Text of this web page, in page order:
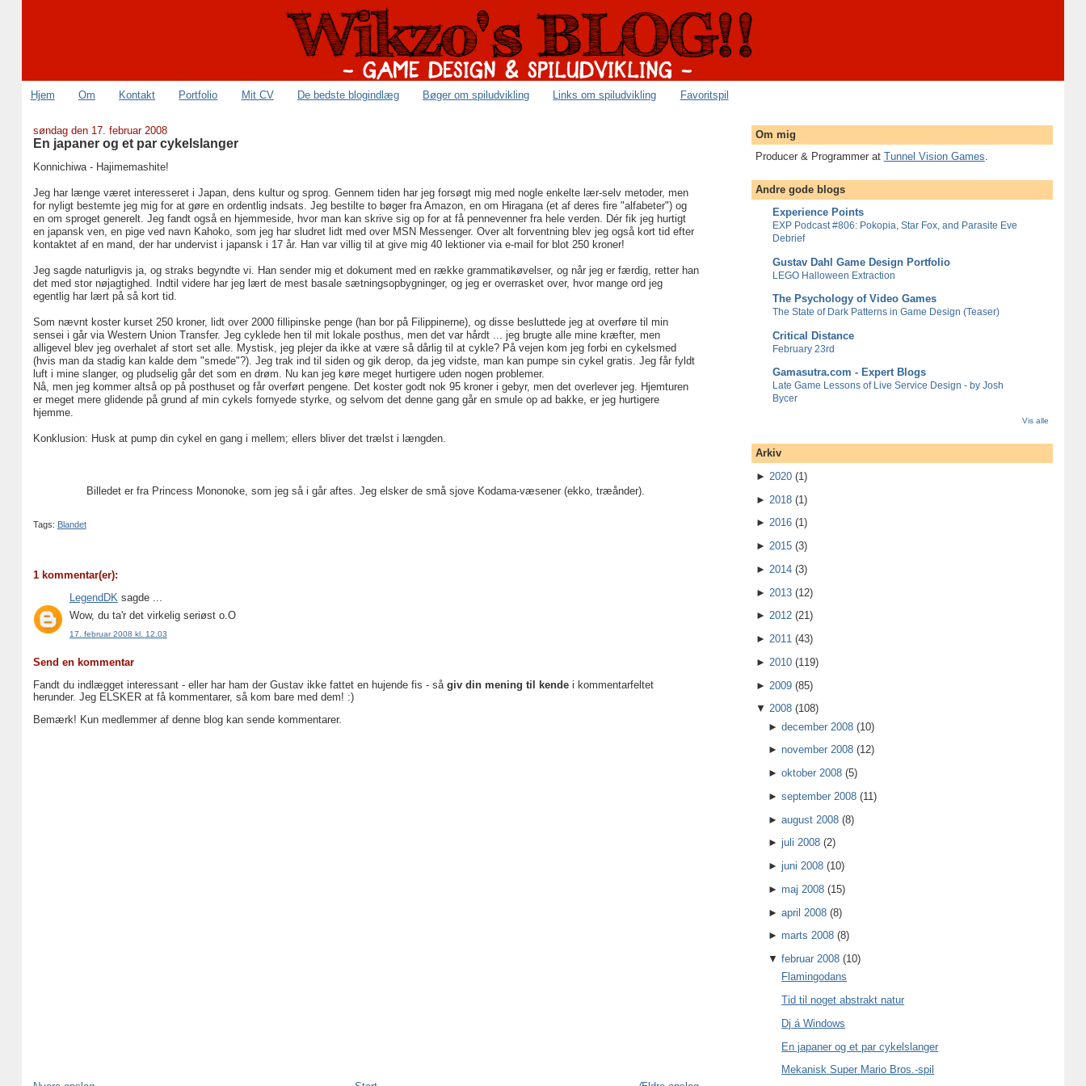
Hjem Om Kontakt Portfolio Mit CV De bedste blogindlæg Bøger om spiludvikling Links om spiludvikling Favoritspil
søndag den 17. februar 2008
En japaner og et par cykelslanger
Konnichiwa - Hajimemashite!
Jeg har længe været interesseret i Japan, dens kultur og sprog. Gennem tiden har jeg forsøgt mig med nogle enkelte lær-selv metoder, men
for nyligt bestemte jeg mig for at gøre en ordentlig indsats. Jeg bestilte to bøger fra Amazon, en om Hiragana (et af deres fire "alfabeter") og
en om sproget generelt. Jeg fandt også en hjemmeside, hvor man kan skrive sig op for at få pennevenner fra hele verden. Dér fik jeg hurtigt
en japansk ven, en pige ved navn Kahoko, som jeg har sludret lidt med over MSN Messenger. Over alt forventning blev jeg også kort tid efter
kontaktet af en mand, der har undervist i japansk i 17 år. Han var villig til at give mig 40 lektioner via e-mail for blot 250 kroner!
Jeg sagde naturligvis ja, og straks begyndte vi. Han sender mig et dokument med en række grammatikøvelser, og når jeg er færdig, retter han
det med stor nøjagtighed. Indtil videre har jeg lært de mest basale sætningsopbygninger, og jeg er overrasket over, hvor mange ord jeg
egentlig har lært på så kort tid.
Som nævnt koster kurset 250 kroner, lidt over 2000 fillipinske penge (han bor på Filippinerne), og disse besluttede jeg at overføre til min
sensei i går via Western Union Transfer. Jeg cyklede hen til mit lokale posthus, men det var hårdt ... jeg brugte alle mine kræfter, men
alligevel blev jeg overhalet af stort set alle. Mystisk, jeg plejer da ikke at være så dårlig til at cykle? På vejen kom jeg forbi en cykelsmed
(hvis man da stadig kan kalde dem "smede"?). Jeg trak ind til siden og gik derop, da jeg vidste, man kan pumpe sin cykel gratis. Jeg får fyldt
luft i mine slanger, og pludselig går det som en drøm. Nu kan jeg køre meget hurtigere uden nogen problemer.
Nå, men jeg kommer altså op på posthuset og får overført pengene. Det koster godt nok 95 kroner i gebyr, men det overlever jeg. Hjemturen
er meget mere glidende på grund af min cykels fornyede styrke, og selvom det denne gang går en smule op ad bakke, er jeg hurtigere
hjemme.
Konklusion: Husk at pump din cykel en gang i mellem; ellers bliver det trælst i længden.
Billedet er fra Princess Mononoke, som jeg så i går aftes. Jeg elsker de små sjove Kodama-væsener (ekko, træånder).
Tags: Blandet
1 kommentar(er):
LegendDK sagde ...
Wow, du ta'r det virkelig seriøst o.O
17. februar 2008 kl. 12.03
Send en kommentar
Fandt du indlægget interessant - eller har ham der Gustav ikke fattet en hujende fis - så giv din mening til kendei kommentarfeltet
herunder. Jeg ELSKER at få kommentarer, så kom bare med dem! :)
Bemærk! Kun medlemmer af denne blog kan sende kommentarer.
Om mig
Producer & Programmer at Tunnel Vision Games
Andre gode blogs
Experience Points
EXP Podcast #806: Pokopia, Star Fox, and Parasite Eve
Debrief
Gustav Dahl Game Design Portfolio
LEGO Halloween Extraction
The Psychology of Video Games
The State of Dark Patterns in Game Design (Teaser)
Critical Distance
February 23rd
Gamasutra.com - Expert Blogs
Late Game Lessons of Live Service Design - by Josh
Bycer
Vis alle
Arkiv
► 2020 (1)
► 2018 (1)
► 2016 (1)
► 2015 (3)
► 2014 (3)
► 2013 (12)
► 2012 (21)
► 2011 (43)
► 2010 (119)
► 2009 (85)
▼ 2008 (108)
►december 2008 (10)
►november 2008 (12)
►oktober 2008 (5)
►september 2008 (11)
►august 2008 (8)
►juli 2008 (2)
►juni 2008 (10)
►maj 2008 (15)
►april 2008 (8)
►marts 2008 (8)
▼februar 2008 (10)
Flamingodans
Tid til noget abstrakt natur
Dj á Windows
En japaner og et par cykelslanger
Mekanisk Super Mario Bros.-spil